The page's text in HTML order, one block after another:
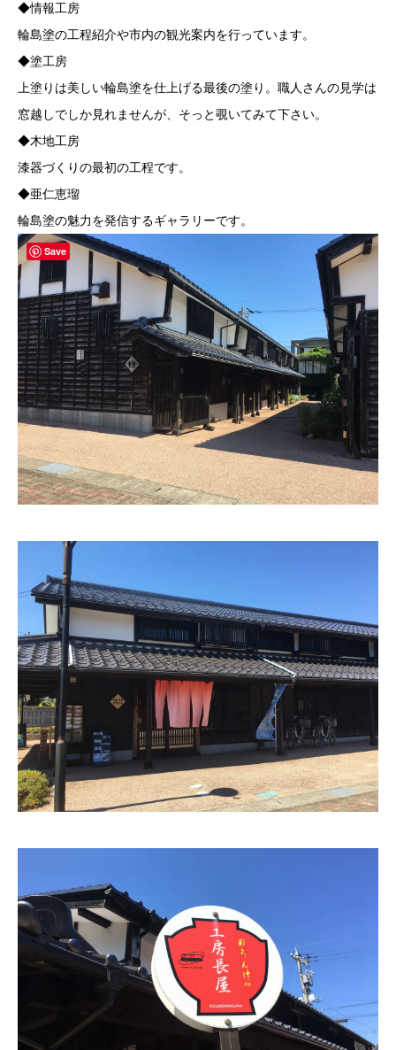
◆情報工房
輪島塗の工程紹介や市内の観光案内を行っています。
◆塗工房
上塗りは美しい輪島塗を仕上げる最後の塗り。職人さんの見学は
窓越しでしか見れませんが、そっと覗いてみて下さい。
◆木地工房
漆器づくりの最初の工程です。
◆亜仁恵瑠
輪島塗の魅力を発信するギャラリーです。
Save